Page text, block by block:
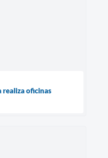
realiza oficinas